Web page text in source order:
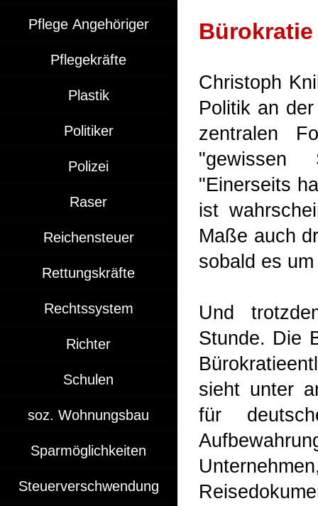
Christoph
Politik an
zentralen
"gewissen
"Einerseits
ist
Maße auch
sobald es
Und
Stunde. Die
sieht unter
für
Pflege Angehöriger
Pflegekräfte
Plastik
Politiker
Polizei
Raser
Reichensteuer
Rettungskräfte
Rechtssystem
Richter
Schulen
soz. Wohnungsbau
Sparmöglichkeiten
Steuerverschwendung